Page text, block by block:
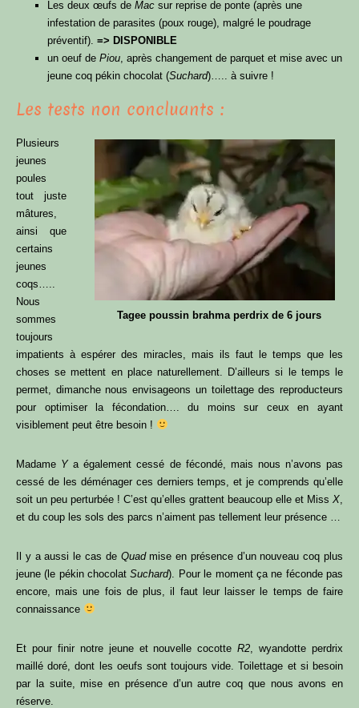
Les deux œufs de Mac sur reprise de ponte (après une
infestation de parasites (poux rouge), malgré le poudrage
préventif). => DISPONIBLE
un oeuf de Piou, après changement de parquet et mise avec un
jeune coq pékin chocolat (Suchard)….. à suivre !
Les tests non concluants :
Tagee poussin brahma perdrix de 6 jours
Plusieurs
jeunes
poules
tout juste
mâtures,
ainsi que
certains
jeunes
coqs…..
Nous
sommes
toujours
impatients à espérer des miracles, mais ils faut le temps que les
choses se mettent en place naturellement. D’ailleurs si le temps le
permet, dimanche nous envisageons un toilettage des reproducteurs
pour optimiser la fécondation…. du moins sur ceux en ayant
visiblement peut être besoin !
Madame Ya également cessé de fécondé, mais nous n’avons pas
cessé de les déménager ces derniers temps, et je comprends qu’elle
soit un peu perturbée ! C’est qu’elles grattent beaucoup elle et Miss X
et du coup les sols des parcs n’aiment pas tellement leur présence …
Il y a aussi le cas de Quadmise en présence d’un nouveau coq plus
jeune (le pékin chocolatSuchard). Pour le moment ça ne féconde pas
encore, mais une fois de plus, il faut leur laisser le temps de faire
connaissance
Et pour finir notre jeune et nouvelle cocotteR2 , wyandotte perdrix
maillé doré, dont les oeufs sont toujours vide. Toilettage et si besoin
par la suite, mise en présence d’un autre coq que nous avons en
réserve.